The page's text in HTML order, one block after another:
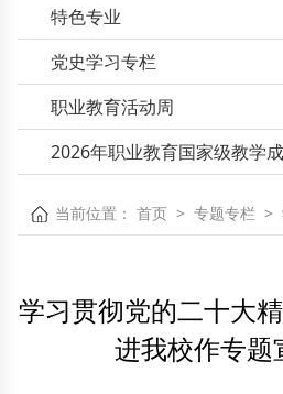
特色专业
党史学习专栏
职业教育活动周
2026年职业教育国家级教学
当前位置： 首页 > 专题专栏 >
学习贯彻党的二十大
进我校作专题